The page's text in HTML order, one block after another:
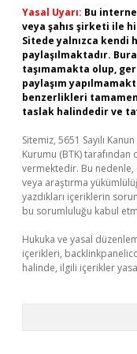
Yasal Uyarı: Bu
veya şahıs şirketi ile
Sitede yalnızca kendi
paylaşılmaktadır.
taşımamakta olup,
paylaşım
benzerlikleri
taslak halindedir ve
Sitemiz, 5651 Sayılı
Kurumu (BTK) tarafından
vermektedir. Bu
veya araştırma
yazdıkları içeriklerin
bu sorumluluğu kabul
Hukuka ve yasal
içerikleri,
halinde, ilgili içerikler